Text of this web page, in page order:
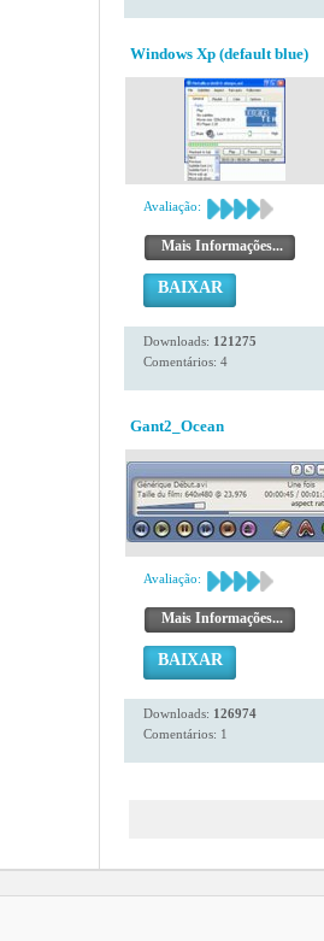
Windows Xp (default blue)
Avaliação:
Mais Informações...
BAIXAR
Downloads: 121275
Comentários: 4
Gant2_Ocean
Avaliação:
Mais Informações...
BAIXAR
Downloads: 126974
Comentários: 1